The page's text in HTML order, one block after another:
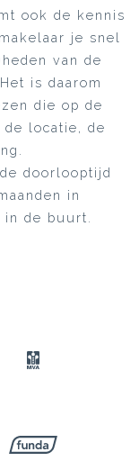
ook de kennis
je snel
van de
is daarom
die op de
locatie, de
doorlooptijd
in
de buurt.